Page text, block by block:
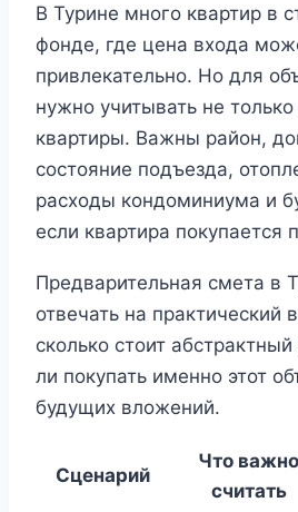
В Турине много квартир в
фонде, где цена входа
привлекательно. Но для
нужно учитывать не
квартиры. Важны район,
состояние подъезда,
расходы кондоминиума и
если квартира покупается
Предварительная смета в
отвечать на практический
сколько стоит
ли покупать именно этот
будущих вложений.
Сценарий
Что важно
считать